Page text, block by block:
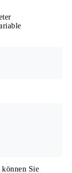
Sie